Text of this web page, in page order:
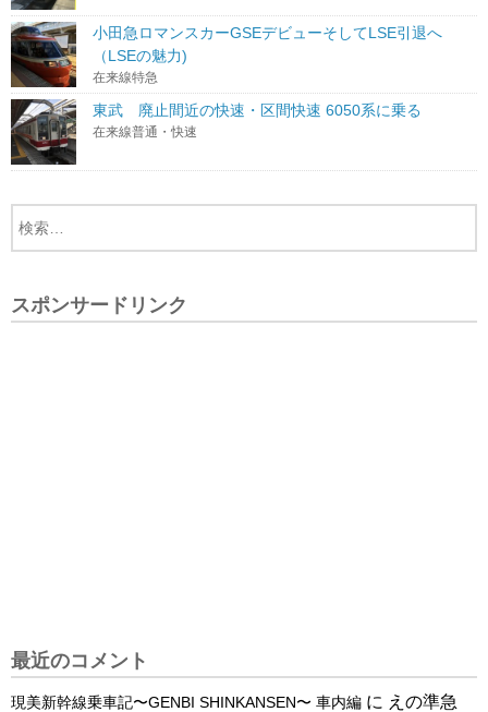
小田急ロマンスカーGSEデビューそしてLSE引退へ
（LSEの魅力)
在来線特急
東武 廃止間近の快速・区間快速 6050系に乗る
在来線普通・快速
スポンサードリンク
最近のコメント
現美新幹線乗車記〜GENBI SHINKANSEN〜 車内編 に えの準急